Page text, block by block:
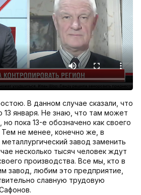
В данном случае сказали, что
января. Не знаю, что там может
но пока 13-е обозначено как своего
не менее, конечно же, в
завод заменить
несколько тысяч человек ждут
производства. Все мы, кто в
завод, любим это предприятие,
славную трудовую